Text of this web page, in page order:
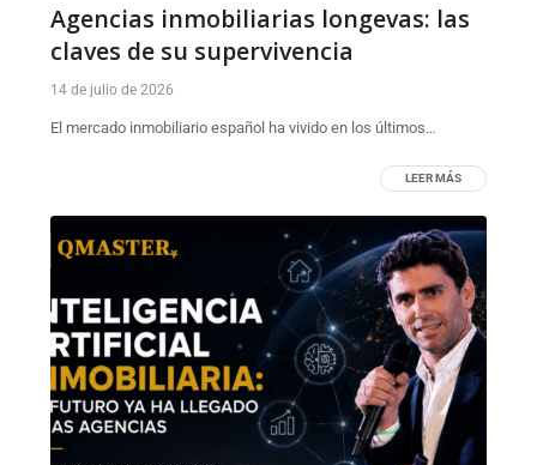
Agencias inmobiliarias longevas: las
claves de su supervivencia
14 de julio de 2026
El mercado inmobiliario español ha vivido en los últimos…
LEER MÁS